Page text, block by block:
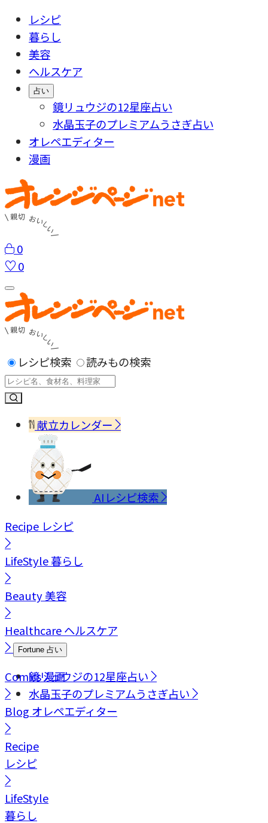
レシピ
暮らし
美容
ヘルスケア
占い
鏡リュウジの12星座占い
水晶玉子のプレミアムうさぎ占い
オレペエディター
漫画
0
0
レシピ検索 読みもの検索
献立カレンダー
AIレシピ検索
Recipe レシピ
LifeStyle暮らし
Beauty美容
Healthcareヘルスケア
Fortune 占い
鏡リュウジの12星座占い
水晶玉子のプレミアムうさぎ占い
Comics漫画
Blog オレペエディター
Recipe
レシピ
LifeStyle
暮らし